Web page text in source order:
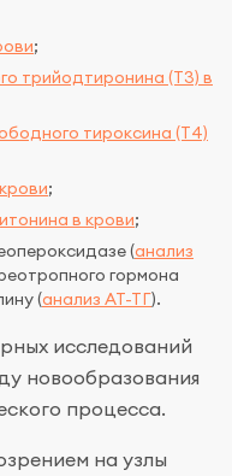
;
трийодтиронина (Т3) в
тироксина (Т4)
;
в крови;
(анализ
гормона
(анализ АТ-ТГ).
исследований
новообразования
процесса.
на узлы